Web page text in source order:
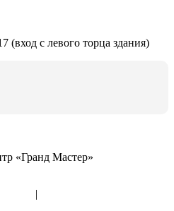
(вход с левого торца здания)
«Гранд Мастер»
|